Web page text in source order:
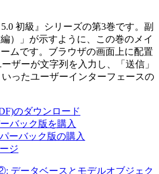
初級』シリーズの第3巻です。副
）」が示すように、この巻のメイ
ムです。ブラウザの画面上に配置
ザーが文字列を入力し、「送信」
ったユーザーインターフェースの
のダウンロード
バック版を購入
ーバック版の購入
ジ